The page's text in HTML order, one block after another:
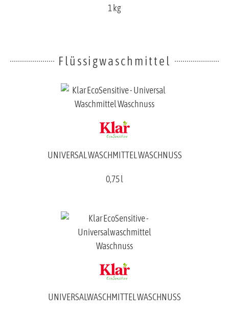
1 kg
Flüssigwaschmittel
UNIVERSAL WASCHMITTEL WASCHNUSS
0,75 l
UNIVERSALWASCHMITTEL WASCHNUSS